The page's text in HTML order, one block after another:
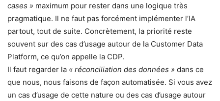
cases » maximum pour rester dans une logique très
pragmatique. Il ne faut pas forcément implémenter l’IA
partout, tout de suite. Concrètement, la priorité reste
souvent sur des cas d’usage autour de la Customer Data
Platform, ce qu’on appelle la CDP.
Il faut regarder la « réconciliation des données » dans ce
que nous, nous faisons de façon automatisée. Si vous avez
un cas d’usage de cette nature ou des cas d’usage autour